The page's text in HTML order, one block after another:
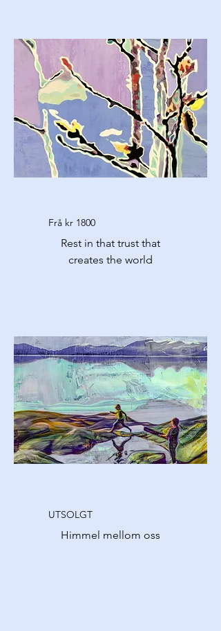
Frå kr 1800
Rest in that trust that
creates the world
UTSOLGT
Himmel mellom oss